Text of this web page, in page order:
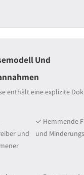
Und
enthält eine explizite
und
✓ Hemmende
und